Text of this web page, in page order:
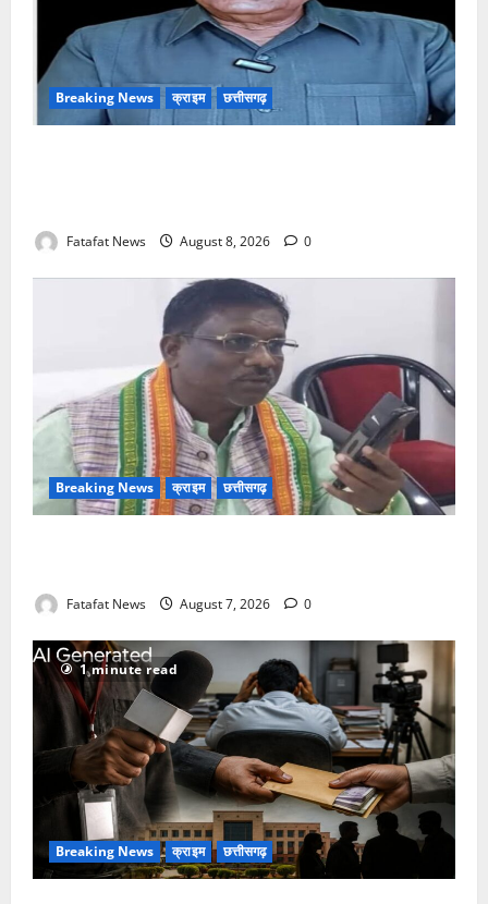
Breaking News क्राइम छत्तीसगढ़
Fatafat News August 8, 2026 0
Breaking News क्राइम छत्तीसगढ़
Fatafat News August 7, 2026 0
1 minute read
Breaking News क्राइम छत्तीसगढ़